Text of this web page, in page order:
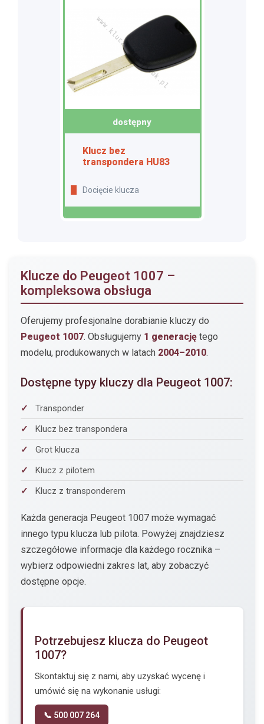
dostępny
Klucz bez
transpondera HU83
Docięcie klucza
Klucze do Peugeot 1007 –
kompleksowa obsługa
Oferujemy profesjonalne dorabianie kluczy do
Peugeot 1007. Obsługujemy 1 generację tego
modelu, produkowanych w latach 2004–2010.
Dostępne typy kluczy dla Peugeot 1007:
Transponder
Klucz bez transpondera
Grot klucza
Klucz z pilotem
Klucz z transponderem
Każda generacja Peugeot 1007 może wymagać
innego typu klucza lub pilota. Powyżej znajdziesz
szczegółowe informacje dla każdego rocznika –
wybierz odpowiedni zakres lat, aby zobaczyć
dostępne opcje.
Potrzebujesz klucza do Peugeot
1007?
Skontaktuj się z nami, aby uzyskać wycenę i
umówić się na wykonanie usługi:
📞 500 007 264